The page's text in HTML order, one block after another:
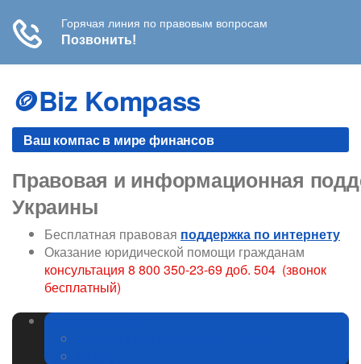
content
🪙Biz Kompass
Ваш компас в мире финансов
Правовая и информационная
Украины
Бесплатная правовая поддержка по интернету
Оказание юридической помощи гражданам
консультация 8 800 350-23-69 доб. 504 (звонок
бесплатный)
Законодательство